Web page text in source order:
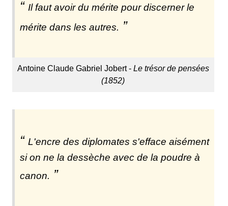
Il faut avoir du mérite pour discerner le
mérite dans les autres.
Antoine Claude Gabriel Jobert - Le trésor de pensées
(1852)
L'encre des diplomates s'efface aisément
si on ne la dessèche avec de la poudre à
canon.